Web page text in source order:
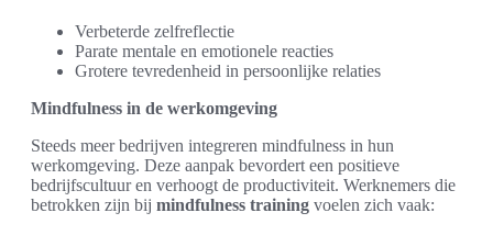
Verbeterde zelfreflectie
Parate mentale en emotionele reacties
Grotere tevredenheid in persoonlijke relaties
Mindfulness in de werkomgeving
Steeds meer bedrijven integreren mindfulness in hun
werkomgeving. Deze aanpak bevordert een positieve
bedrijfscultuur en verhoogt de productiviteit. Werknemers die
betrokken zijn bij mindfulness training voelen zich vaak: